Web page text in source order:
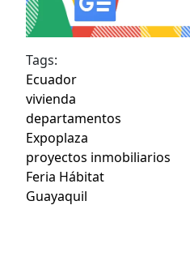
Tags:
Ecuador
vivienda
departamentos
Expoplaza
proyectos inmobiliarios
Feria Hábitat
Guayaquil